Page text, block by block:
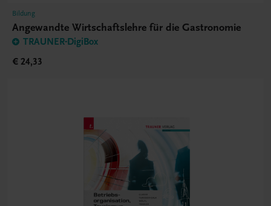
Bildung
Angewandte Wirtschaftslehre für die Gastronomie
TRAUNER-DigiBox
€ 24,33